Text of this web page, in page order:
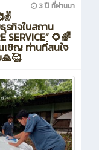
3 ปี ที่ผ่านมา
รกิจในสถาน
SERVICE” 🌻🌈
เชิญ ท่านที่สนใจ